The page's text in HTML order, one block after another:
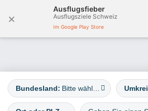
×
Ausflugsfieber
Ausflugsziele Schweiz
Im Google Play Store
Bundesland: